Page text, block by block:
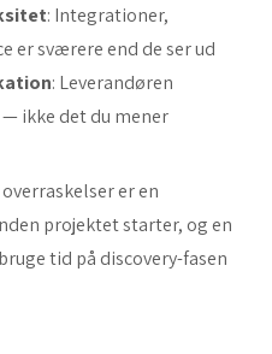
: Integrationer,
er sværere end de ser ud
: Leverandøren
ikke det du mener
er en
projektet starter, og en
tid på discovery-fasen